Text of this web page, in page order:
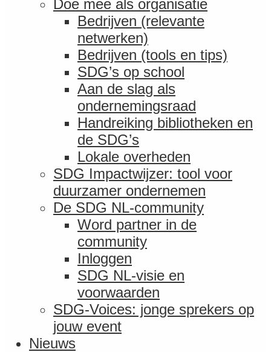
Doe mee als organisatie
Bedrijven (relevante
netwerken)
Bedrijven (tools en tips)
SDG’s op school
Aan de slag als
ondernemingsraad
Handreiking bibliotheken en
de SDG’s
Lokale overheden
SDG Impactwijzer: tool voor
duurzamer ondernemen
De SDG NL-community
Word partner in de
community
Inloggen
SDG NL-visie en
voorwaarden
SDG-Voices: jonge sprekers op
jouw event
Nieuws